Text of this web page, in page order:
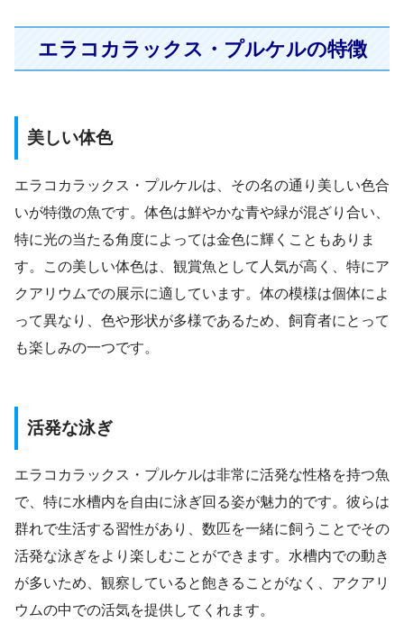
エラコカラックス・プルケルの特徴
美しい体色
エラコカラックス・プルケルは、その名の通り美しい色合
いが特徴の魚です。体色は鮮やかな青や緑が混ざり合い、
特に光の当たる角度によっては金色に輝くこともありま
す。この美しい体色は、観賞魚として人気が高く、特にア
クアリウムでの展示に適しています。体の模様は個体によ
って異なり、色や形状が多様であるため、飼育者にとって
も楽しみの一つです。
活発な泳ぎ
エラコカラックス・プルケルは非常に活発な性格を持つ魚
で、特に水槽内を自由に泳ぎ回る姿が魅力的です。彼らは
群れで生活する習性があり、数匹を一緒に飼うことでその
活発な泳ぎをより楽しむことができます。水槽内での動き
が多いため、観察していると飽きることがなく、アクアリ
ウムの中での活気を提供してくれます。